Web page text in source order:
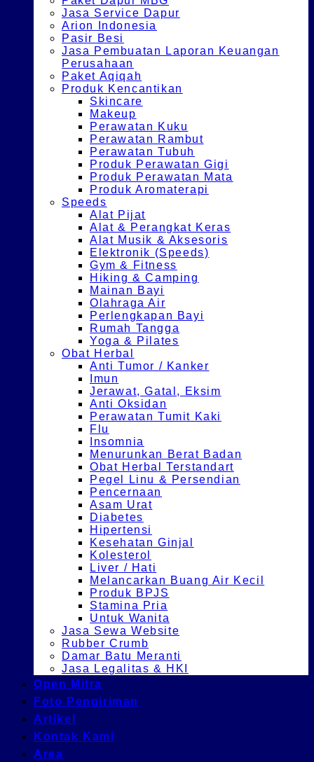
Jasa Service Dapur
Arion Indonesia
Pasir Besi
Jasa Pembuatan Laporan Keuangan
Perusahaan
Paket Aqiqah
Produk Kencantikan
Skincare
Makeup
Perawatan Kuku
Perawatan Rambut
Perawatan Tubuh
Produk Perawatan Gigi
Produk Perawatan Mata
Produk Aromaterapi
Speeds
Alat Pijat
Alat & Perangkat Keras
Alat Musik & Aksesoris
Elektronik (Speeds)
Gym & Fitness
Hiking & Camping
Mainan Bayi
Olahraga Air
Perlengkapan Bayi
Rumah Tangga
Yoga & Pilates
Obat Herbal
Anti Tumor / Kanker
Imun
Jerawat, Gatal, Eksim
Anti Oksidan
Perawatan Tumit Kaki
Flu
Insomnia
Menurunkan Berat Badan
Obat Herbal Terstandart
Pegel Linu & Persendian
Pencernaan
Asam Urat
Diabetes
Hipertensi
Kesehatan Ginjal
Kolesterol
Liver / Hati
Melancarkan Buang Air Kecil
Produk BPJS
Stamina Pria
Untuk Wanita
Jasa Sewa Website
Rubber Crumb
Damar Batu Meranti
Jasa Legalitas & HKI
Open Mitra
Foto Pengiriman
Artikel
Kontak Kami
Area